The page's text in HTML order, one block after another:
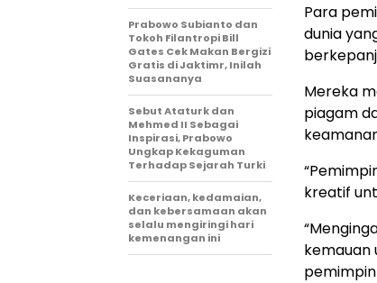
Para
dunia
Mereka
piagam
kreatif
kemauan
pemimpin
Prabowo Subianto dan
Tokoh Filantropi Bill
Gates Cek Makan Bergizi
Gratis di Jaktimr, Inilah
Suasananya
Sebut Ataturk dan
Mehmed II Sebagai
Inspirasi, Prabowo
Ungkap Kekaguman
Terhadap Sejarah Turki
Keceriaan, kedamaian,
dan kebersamaan akan
selalu mengiringi hari
kemenangan ini